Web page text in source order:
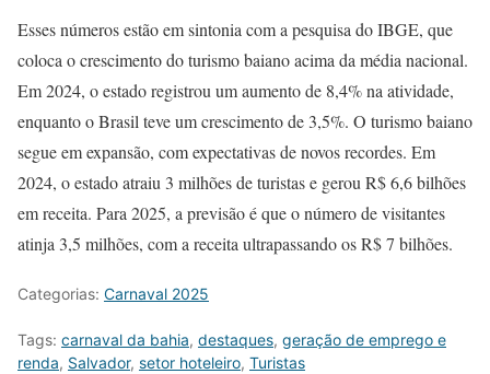
Esses números estão em sintonia com a pesquisa do IBGE, que
coloca o crescimento do turismo baiano acima da média nacional.
Em 2024, o estado registrou um aumento de 8,4% na atividade,
enquanto o Brasil teve um crescimento de 3,5%. O turismo baiano
segue em expansão, com expectativas de novos recordes. Em
2024, o estado atraiu 3 milhões de turistas e gerou R$ 6,6 bilhões
em receita. Para 2025, a previsão é que o número de visitantes
atinja 3,5 milhões, com a receita ultrapassando os R$ 7 bilhões.
Categorias: Carnaval 2025
Tags: carnaval da bahia, destaques, geração de emprego e
renda, Salvador, setor hoteleiro, Turistas